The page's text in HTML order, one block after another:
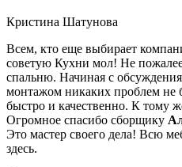
Кристина Шатунова
Всем, кто еще выбирает
советую Кухни мол! Не
спальню. Начиная с обсуждения
монтажом никаких проблем не
быстро и качественно. К тому
Огромное спасибо сборщику
Это мастер своего дела! Всю
здесь.